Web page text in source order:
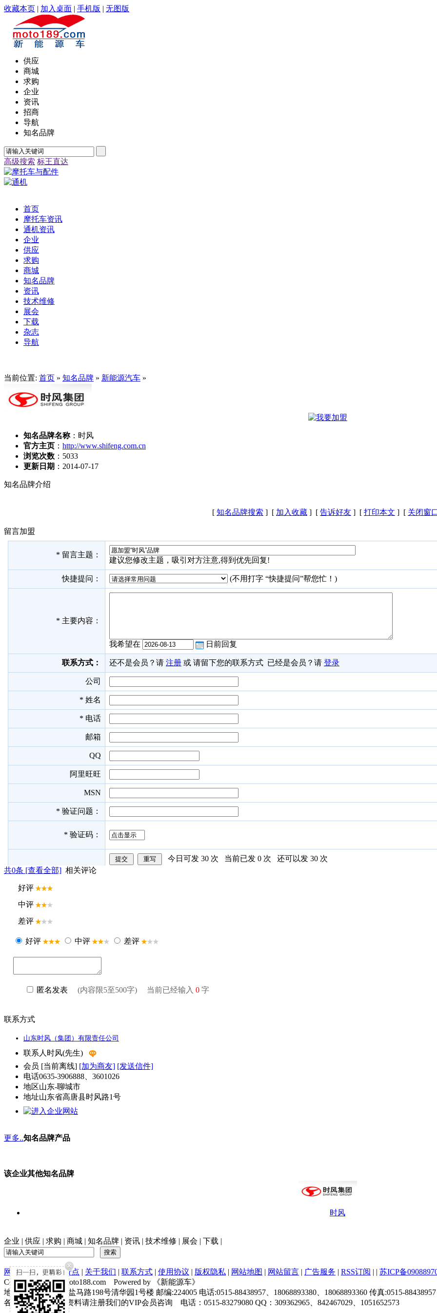
收藏本页 | 加入桌面 | 手机版 | 无图版
供应
商城
求购
企业
资讯
招商
导航
知名品牌
高级搜索 标王直达
首页
摩托车资讯
通机资讯
企业
供应
求购
商城
知名品牌
资讯
技术维修
展会
下载
杂志
导航
当前位置: 首页 » 知名品牌 » 新能源汽车 »
知名品牌名称： 时风
官方主页 ： http://www.shifeng.com.cn
浏览次数 ： 5033
更新日期 ：2014-07-17
知名品牌介绍
[ 知名品牌搜索 ] [ 加入收藏 ] [ 告诉好友 ] [ 打印本文 ] [ 关闭窗
留言加盟
共0条 [查看全部] 相关评论
联系方式
山东时风（集团）有限责任公司
联系人 时风(先生)
会员 [当前离线] [加为商友] [发送信件]
电话0635-3906888、3601026
地区山东-聊城市
地址山东省高唐县时风路1号
更多..知名品牌产品
该企业其他知名品牌
时风
企业 | 供应 | 求购 | 商城 | 知名品牌 | 资讯 | 技术维修 | 展会 | 下载 |
网站首页 | 全国发行点 | 关于我们 | 联系方式 | 使用协议 | 版权隐私 | 网站地图 | 网站留言 | 广告服务 | RSS订阅 | | 苏ICP备
Copyright © XNY.moto188.com Powered by 《新能源车》
地址:江苏省盐城市盐马路198号清华园1号楼 邮编:224005 电话:0515-88438957、18068893380、18068893360 传真:0515-88438957
各新能源市场详细资料请注册我们的VIP会员咨询 电话：0515-83279080 QQ：309362965、842467029、1051652573